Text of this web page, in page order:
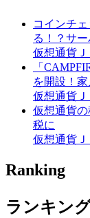
コインチ
る！？サ
仮想通貨
「
を開設！
仮想通貨
仮想通貨の
税に
仮想通貨
Ranking
ランキン